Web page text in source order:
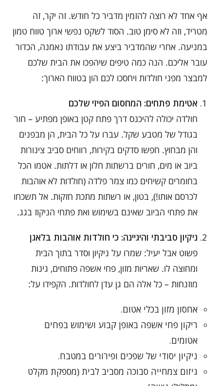
אף אחד לא רוצה להזמין מדביר כל חודש. זה יקר, זה
מטריד, וזה לא סימן טוב. הסוד לשקט נפשי ארוך טווח טמון
במניעה. אחרי שהמדביר ביצע את עבודתו נאמנה, הכדור
עובר אליכם. הנה כמה טיפים שיהפכו את הבית שלכם
למבצר מפני חולדות ויחסכו לכם הון בטווח הארוך:
אטימת פתחים: המחסום הפיזי שלכם
חולדה יכולה להיכנס דרך פתח קטן באופן מפתיע – חור
בגודל של מטבע שקל. עברו על כל הבית, הן מבפנים
והן מבחוץ. חפשו סדקים בקירות, רווחים סביב צינורות
ביוב או מים, חורים ברשתות חלון או דלתות. אטמו הכל
בחומרים קשיחים כמו צמר פלדה (חולדות לא אוהבות
לכרסם אותו!), בטון, או רשתות מתכת חזקות. אל תשכחו
את פתחי הביוב שאינם בשימוש ואת פתחי הניקוז בגג.
ניקיון סביבתי והיגיינה: כי חולדות אוהבות בלאגן
פשוט אבל יעיל: שמרו על ניקיון וסדר בתוך הבית
ומחוצה לו. שאריות מזון, פחי אשפה פתוחים, גינות
מוזנחות – כל אלה הם גן עדן לחולדות. הקפידו על:
אחסון מזון בכלי אטום.
ריקון פחי אשפה באופן קבוע ושימוש בפחים
אטומים.
ניקיון יסודי של שפכים ופירורים במטבח.
גיזום צמחייה סבוכה מסביב לבית (מספקת מקלט